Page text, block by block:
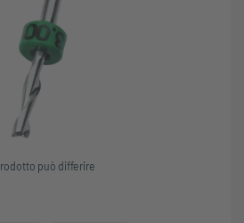
può differire